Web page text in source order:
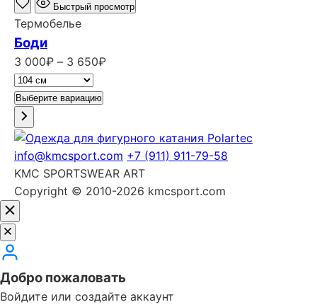
Быстрый просмотр
Термобелье
Боди
3 000₽ – 3 650₽Диапазон
650₽
Выберите вариацию
info@kmcsport.com +7 (911) 911-79-58
KMC SPORTSWEAR ART
Copyright © 2010-2026 kmcsport.com
Добро пожаловать
Войдите или создайте аккаунт